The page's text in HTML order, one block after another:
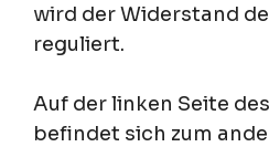
wird der Widerstand
reguliert.
Auf der linken Seite
befindet sich zum